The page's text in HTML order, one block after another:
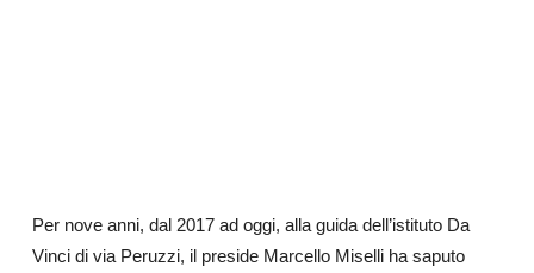
Per nove anni, dal 2017 ad oggi, alla guida dell’istituto Da
Vinci di via Peruzzi, il preside Marcello Miselli ha saputo